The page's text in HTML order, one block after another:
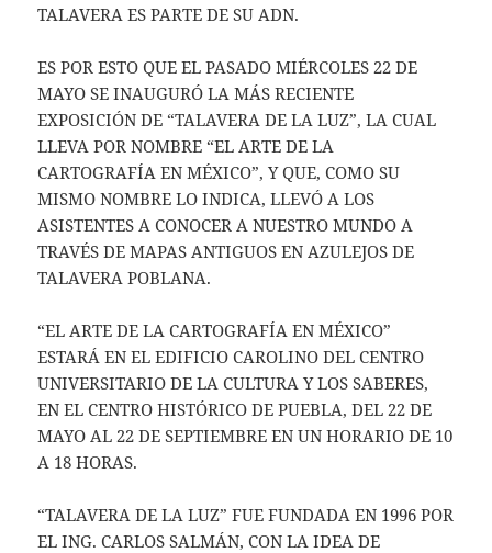
TALAVERA ES PARTE DE SU ADN.
ES POR ESTO QUE EL PASADO MIÉRCOLES 22 DE
MAYO SE INAUGURÓ LA MÁS RECIENTE
EXPOSICIÓN DE “TALAVERA DE LA LUZ”, LA CUAL
LLEVA POR NOMBRE “EL ARTE DE LA
CARTOGRAFÍA EN MÉXICO”, Y QUE, COMO SU
MISMO NOMBRE LO INDICA, LLEVÓ A LOS
ASISTENTES A CONOCER A NUESTRO MUNDO A
TRAVÉS DE MAPAS ANTIGUOS EN AZULEJOS DE
TALAVERA POBLANA.
“EL ARTE DE LA CARTOGRAFÍA EN MÉXICO”
ESTARÁ EN EL EDIFICIO CAROLINO DEL CENTRO
UNIVERSITARIO DE LA CULTURA Y LOS SABERES,
EN EL CENTRO HISTÓRICO DE PUEBLA, DEL 22 DE
MAYO AL 22 DE SEPTIEMBRE EN UN HORARIO DE 10
A 18 HORAS.
“TALAVERA DE LA LUZ” FUE FUNDADA EN 1996 POR
EL ING. CARLOS SALMÁN, CON LA IDEA DE